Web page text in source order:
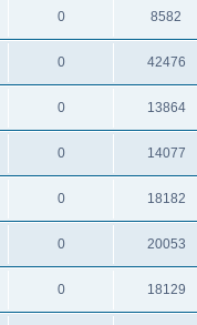
0 8582
0 42476
0 13864
0 14077
0 18182
0 20053
0 18129